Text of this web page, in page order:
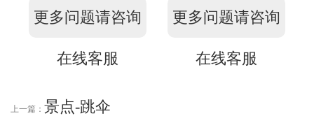
更多问题请咨询
在线客服
更多问题请咨询
在线客服
上一篇： 景点-跳伞